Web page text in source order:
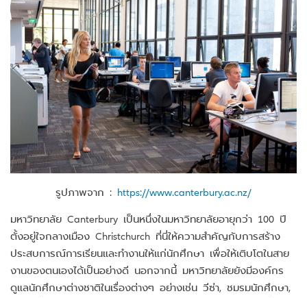
รูปภาพจาก : https://www.canterbury.ac.nz/
มหาวิทยาลัย Canterbury เป็นหนึ่งในมหาวิทยาลัยอายุกว่า 100 ปี
ตั้งอยู่ใจกลางเมือง Christchurch ที่นี่ให้ความสำคัญกับการสร้าง
ประสบการณ์การเรียนและทำงานให้แก่นักศึกษา เพื่อให้เติบโตในสาย
งานของตนเองได้เป็นอย่างดี นอกจากนี้ มหาวิทยาลัยยังมีองค์กร
ดูแลนักศึกษาต่างชาติในเรื่องต่างๆ อย่างเช่น วีซ่า, ชมรมนักศึกษา,